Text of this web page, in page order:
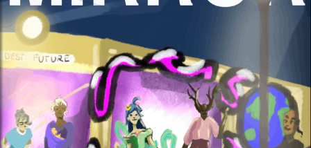
Uni ve rsityofConnecticut
U dergrad uate o lo gyJournal